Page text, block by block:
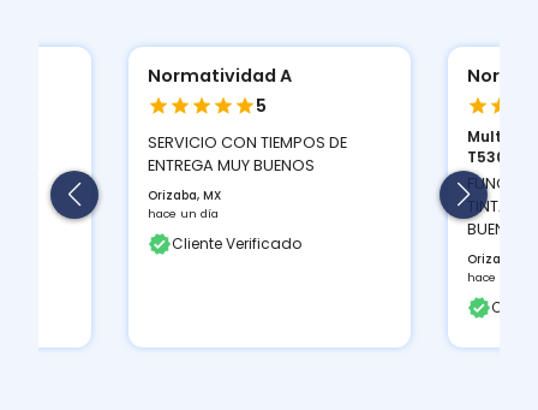
Normatividad A
5
SERVICIO CON TIEMPOS DE
ENTREGA MUY BUENOS
Orizaba, MX
hace un día
Cliente Verificado
T530D...
TINTAS
BUEN
Orizaba,
hace un día